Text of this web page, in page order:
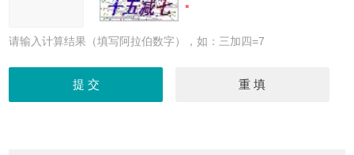
请输入计算结果（填写阿拉伯数字），如：三加四=7